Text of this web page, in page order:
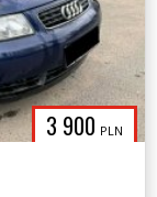
3 900 PLN